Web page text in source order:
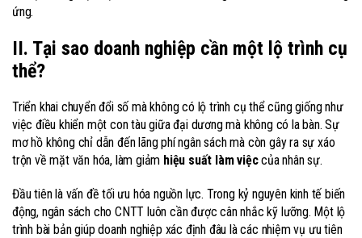
ứng.
II. Tại sao doanh nghiệp cần một lộ trình cụ
thể?
Triển khai chuyển đổi số mà không có lộ trình cụ thể cũng giống như
việc điều khiển một con tàu giữa đại dương mà không có la bàn. Sự
mơ hồ không chỉ dẫn đến lãng phí ngân sách mà còn gây ra sự xáo
trộn về mặt văn hóa, làm giảm hiệu suất làm việccủa nhân sự.
Đầu tiên là vấn đề tối ưu hóa nguồn lực. Trong kỷ nguyên kinh tế biến
động, ngân sách cho CNTT luôn cần được cân nhắc kỹ lưỡng. Một lộ
trình bài bản giúp doanh nghiệp xác định đâu là các nhiệm vụ ưu tiên